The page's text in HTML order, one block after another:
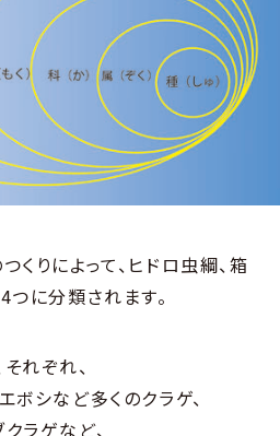
くりによって、ヒドロ虫綱、箱
つに分類されます。
れぞれ、
ボシなど多くのクラゲ、
ラゲなど、